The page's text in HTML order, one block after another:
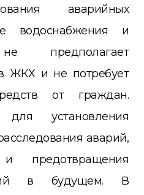
аварийных
водоснабжения и
предполагает
ЖКХ и не потребует
от граждан.
установления
аварий,
предотвращения
в будущем. В